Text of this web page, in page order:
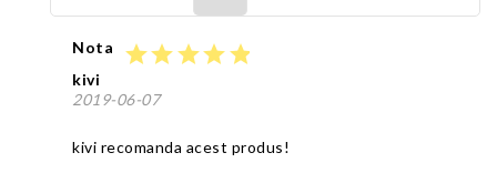
Nota starstarstarstarstar
kivi
2019-06-07
kivi recomanda acest produs!